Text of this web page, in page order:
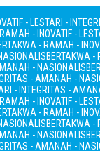
- LESTARI -
- INOVATIF -
- RAMAH -
BERTAKWA -
- NASIONALIS
- AMANAH -
- INTEGRITAS -
- INOVATIF -
- RAMAH -
BERTAKWA -
- NASIONALIS
- AMANAH -